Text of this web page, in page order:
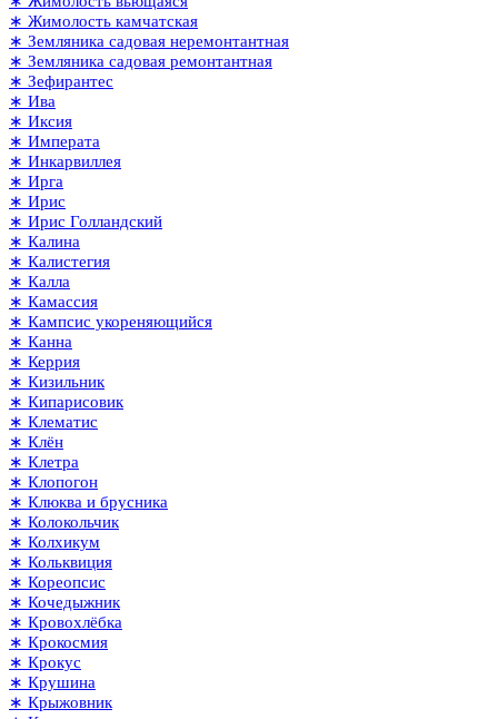
∗ Жимолость камчатская
∗ Земляника садовая неремонтантная
∗ Земляника садовая ремонтантная
∗ Зефирантес
∗ Ива
∗ Иксия
∗ Императа
∗ Инкарвиллея
∗ Ирга
∗ Ирис
∗ Ирис Голландский
∗ Калина
∗ Калистегия
∗ Калла
∗ Камассия
∗ Кампсис укореняющийся
∗ Канна
∗ Керрия
∗ Кизильник
∗ Кипарисовик
∗ Клематис
∗ Клён
∗ Клетра
∗ Клопогон
∗ Клюква и брусника
∗ Колокольчик
∗ Колхикум
∗ Кольквиция
∗ Кореопсис
∗ Кочедыжник
∗ Кровохлёбка
∗ Крокосмия
∗ Крокус
∗ Крушина
∗ Крыжовник